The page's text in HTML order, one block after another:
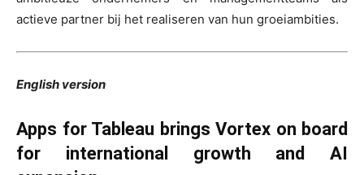
actieve partner bij het realiseren van hun groeiambities.
English version
Apps for Tableau brings Vortex on board
for international growth and AI